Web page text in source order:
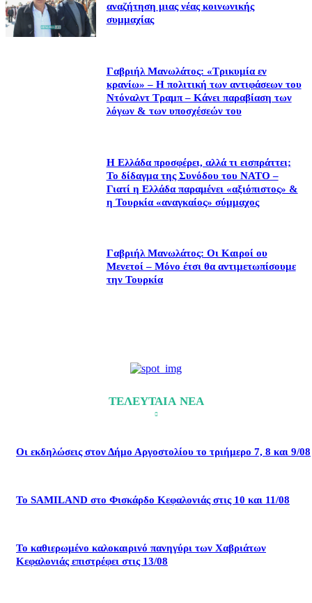
αναζήτηση μιας νέας κοινωνικής
συμμαχίας
Γαβριήλ Μανωλάτος: «Τρικυμία εν
κρανίω» – Η πολιτική των αντιφάσεων του
Ντόναλντ Τραμπ – Kάνει παραβίαση των
λόγων & των υποσχέσεών του
Η Ελλάδα προσφέρει, αλλά τι εισπράττει;
Το δίδαγμα της Συνόδου του ΝΑΤΟ –
Γιατί η Ελλάδα παραμένει «αξιόπιστος» &
η Τουρκία «αναγκαίος» σύμμαχος
Γαβριήλ Μανωλάτος: Οι Καιροί ου
Μενετοί – Μόνο έτσι θα αντιμετωπίσουμε
την Τουρκία
ΤΕΛΕΥΤΑΙΑ ΝΕΑ
Οι εκδηλώσεις στον Δήμο Αργοστολίου το τριήμερο 7, 8 και 9/08
Το SAMILAND στο Φισκάρδο Κεφαλονιάς στις 10 και 11/08
Το καθιερωμένο καλοκαιρινό πανηγύρι των Χαβριάτων
Κεφαλονιάς επιστρέφει στις 13/08